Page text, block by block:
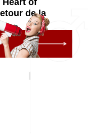
Heart of
de la